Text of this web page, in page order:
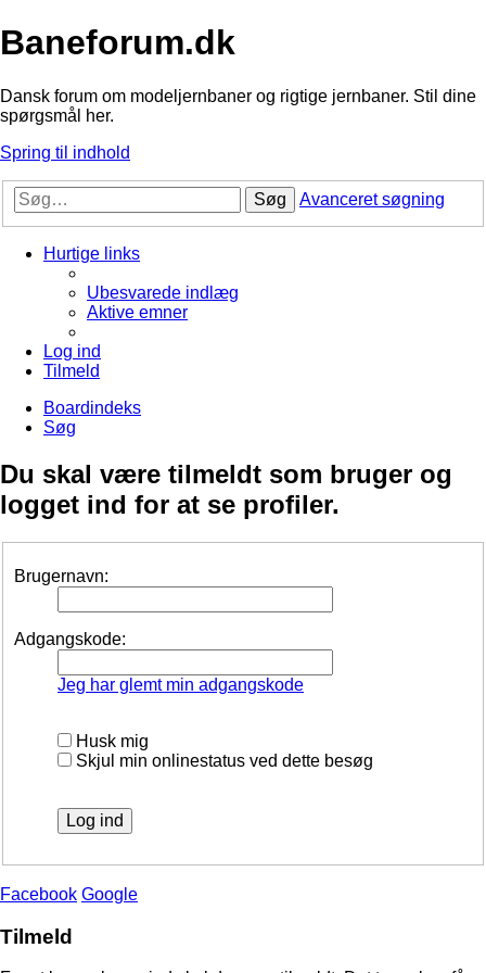
Baneforum.dk
Dansk forum om modeljernbaner og rigtige jernbaner. Stil dine
spørgsmål her.
Spring til indhold
Søg Avanceret søgning
Hurtige links
Ubesvarede indlæg
Aktive emner
Log ind
Tilmeld
Boardindeks
Søg
Du skal være tilmeldt som bruger og
logget ind for at se profiler.
Brugernavn:
Adgangskode:
Jeg har glemt min adgangskode
Husk mig
Skjul min onlinestatus ved dette besøg
Facebook Google
Tilmeld